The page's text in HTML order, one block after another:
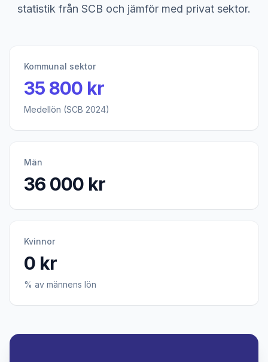
statistik från SCB och jämför med privat sektor.
Kommunal sektor
35 800 kr
Medellön (SCB 2024)
Män
36 000 kr
Kvinnor
0 kr
% av männens lön